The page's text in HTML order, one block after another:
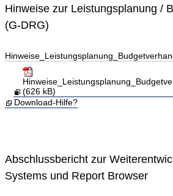
Hinweise zur Leistungsplanung /
(G-DRG)
(626 kB)
Download-Hilfe?
Abschlussbericht zur
Systems und Report Browser